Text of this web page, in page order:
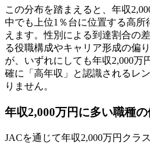
この分布を踏まえると、年収
中でも上位1％台に位置する高
えます。性別による到達割合の
る役職構成やキャリア形成の偏
が、いずれにしても年収2,000万
確に「高年収」と認識されるレ
りません。
年収2,000万円に多い職種の
JACを通じて年収2,000万円クラ